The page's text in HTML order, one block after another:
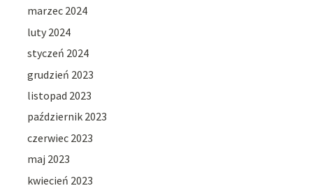
marzec 2024
luty 2024
styczeń 2024
grudzień 2023
listopad 2023
październik 2023
czerwiec 2023
maj 2023
kwiecień 2023